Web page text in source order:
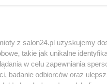
11 państw Europy
wzrostu
z salon24.pl uzyskujemy
takie jak unikalne
w celu zapewniania
badanie odbiorców oraz